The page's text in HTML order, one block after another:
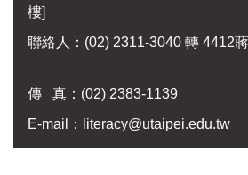
樓]
聯絡人：(02) 2311-3040 轉 4412
傳 真： (02) 2383-1139
E-mail：
literacy@utaipei.edu.tw